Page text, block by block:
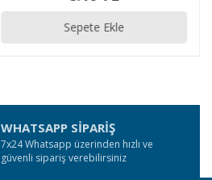
Sepete Ekle
WHATSAPP SİPARİŞ
7x24 Whatsapp üzerinden hızlı ve
güvenli sipariş verebilirsiniz